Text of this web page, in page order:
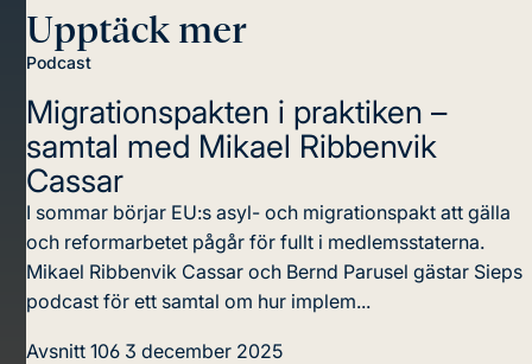
Upptäck mer
Podcast
Migrationspakten i praktiken –
samtal med Mikael Ribbenvik
Cassar
I sommar börjar EU:s asyl- och migrationspakt att gälla
och reformarbetet pågår för fullt i medlemsstaterna.
Mikael Ribbenvik Cassar och Bernd Parusel gästar Sieps
podcast för ett samtal om hur implem...
Avsnitt 106 3 december 2025